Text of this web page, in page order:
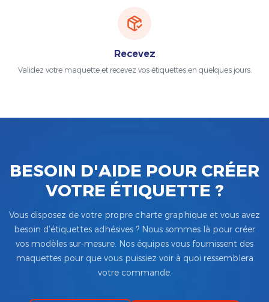
Recevez
Validez votre maquette et recevez vos étiquettes en quelques jours.
BESOIN D'AIDE POUR CRÉER
VOTRE ÉTIQUETTE ?
Vous disposez de votre propre charte graphique et vous avez
besoin d’étiquettes adhésives ? Nous sommes là pour créer
vos modèles sur-mesure. Nos équipes vous fournissent des
maquettes pour que vous puissiez voir à quoi ressemblera
votre commande.